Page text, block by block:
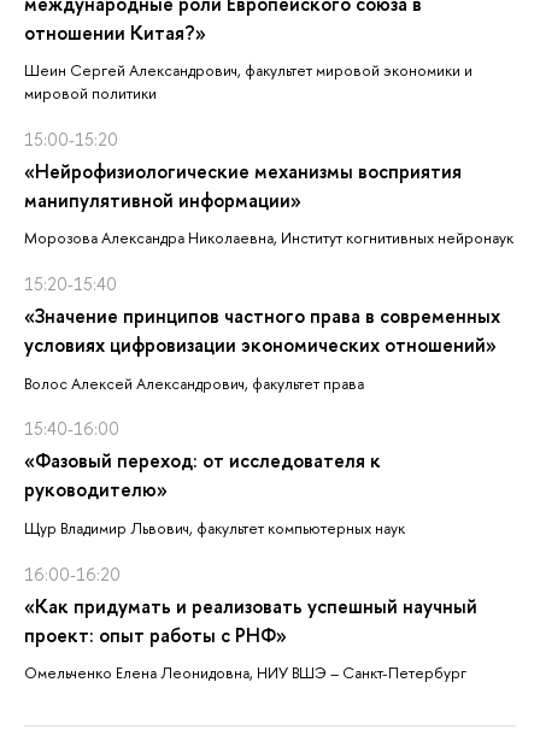
отношении Китая?»
Шеин Сергей Александрович, факультет мировой экономики и
мировой политики
15:00-15:20
«Нейрофизиологические механизмы восприятия
манипулятивной информации»
Морозова Александра Николаевна, Институт когнитивных нейронаук
15:20-15:40
«Значение принципов частного права в современных
условиях цифровизации экономических отношений»
Волос Алексей Александрович, факультет права
15:40-16:00
«Фазовый переход: от исследователя к
руководителю»
Щур Владимир Львович, факультет компьютерных наук
16:00-16:20
«Как придумать и реализовать успешный научный
проект: опыт работы с РНФ»
Омельченко Елена Леонидовна, НИУ ВШЭ – Санкт-Петербург